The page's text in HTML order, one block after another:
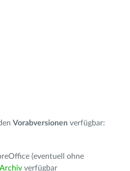
Vorabversionen verfügbar:
(eventuell ohne
verfügbar